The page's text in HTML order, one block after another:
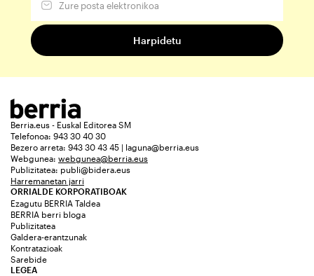
Berria.eus - Euskal Editorea SM
Telefonoa: 943 30 40 30
Bezero arreta: 943 30 43 45 | laguna@berria.eus
Webgunea: webgunea@berria.eus
Publizitatea: publi@bidera.eus
Harremanetan jarri
ORRIALDE KORPORATIBOAK
Ezagutu BERRIA Taldea
BERRIA berri bloga
Publizitatea
Galdera-erantzunak
Kontratazioak
Sarebide
LEGEA